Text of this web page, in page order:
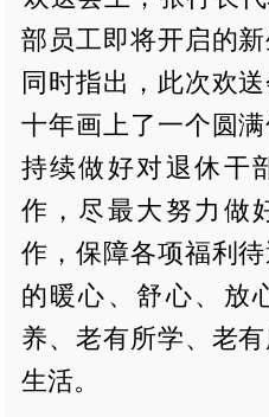
部员工即将开启的
同时指出，此次欢
十年画上了一个圆
持续做好对退休干
作，尽最大努力做
作，保障各项福利
的暖心、舒心、放
养、老有所学、老
生活。